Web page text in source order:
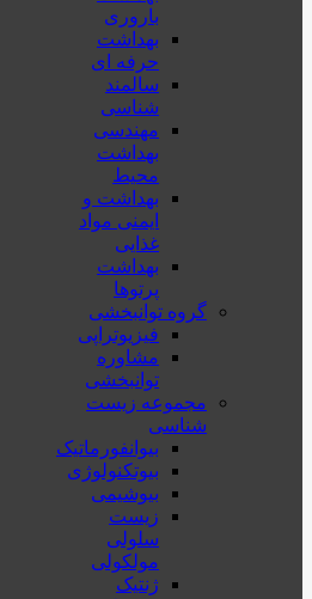
باروری
بهداشت
حرفه ای
سالمند
شناسی
مهندسی
بهداشت
محيط
بهداشت و
ایمنی مواد
غذایی
بهداشت
پرتوها
گروه توانبخشی
فیزیوتراپی
مشاوره
توانبخشی
مجموعه زیست
شناسی
بیوانفورماتیک
بیوتکنولوژی
بیوشیمی
زیست
سلولی
مولکولی
ژنتیک